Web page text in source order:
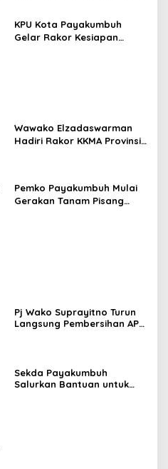
KPU Kota Payakumbuh
Gelar Rakor Kesiapan
Wawako Elzadaswarman
Hadiri Rakor KKMA Provinsi
Pemko Payakumbuh Mulai
Gerakan Tanam Pisang
Pj Wako Suprayitno Turun
Langsung Pembersihan APK
Sekda Payakumbuh
Salurkan Bantuan untuk